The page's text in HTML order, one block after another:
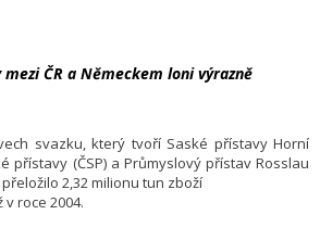
ČR a Německem loni výrazně
svazku, který tvoří Saské přístavy Horní
přístavy (ČSP) a Průmyslový přístav Rosslau
2,32 milionu tun zboží
roce 2004.